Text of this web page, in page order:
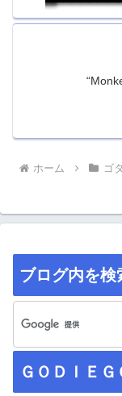
ホーム ゴ
ブログ内を検
ＧＯＤＩＥ